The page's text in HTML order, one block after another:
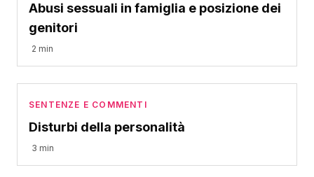
Abusi sessuali in famiglia e posizione dei
genitori
2 min
SENTENZE E COMMENTI
Disturbi della personalità
3 min